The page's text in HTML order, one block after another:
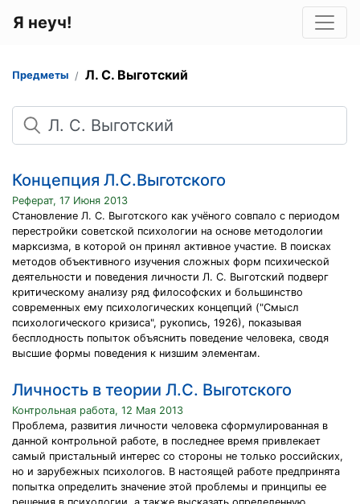
Я неуч!
Предметы Л. С. Выготский
Поиск
Концепция Л.С.Выготского
Реферат, 17 Июня 2013
Становление Л. С. Выготского как учёного совпало с периодом
перестройки советской психологии на основе методологии
марксизма, в которой он принял активное участие. В поисках
методов объективного изучения сложных форм психической
деятельности и поведения личности Л. С. Выготский подверг
критическому анализу ряд философских и большинство
современных ему психологических концепций ("Смысл
психологического кризиса", рукопись, 1926), показывая
бесплодность попыток объяснить поведение человека, сводя
высшие формы поведения к низшим элементам.
Личность в теории Л.С. Выготского
Контрольная работа, 12 Мая 2013
Проблема, развития личности человека сформулированная в
данной контрольной работе, в последнее время привлекает
самый пристальный интерес со стороны не только российских,
но и зарубежных психологов. В настоящей работе предпринята
попытка определить значение этой проблемы и принципы ее